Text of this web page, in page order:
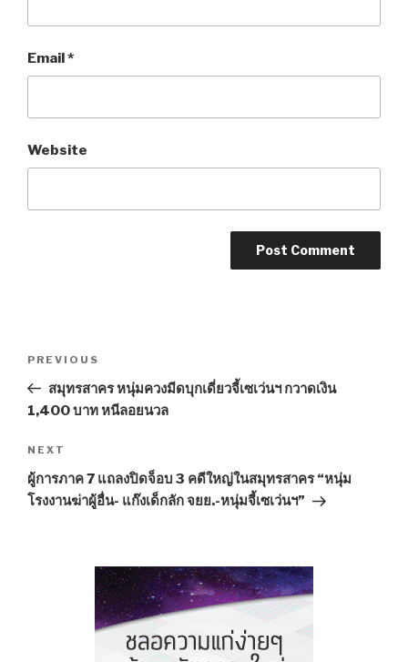
Email*
Website
Previous
Post
PREVIOUS
สมุทรสาคร หนุ่มควงมีดบุกเดี่ยวจี้เซเว่นฯ กวาดเงิน
1,400 บาท หนีลอยนวล
Next
Post
NEXT
ผู้การภาค 7 แถลงปิดจ็อบ 3 คดีใหญ่ในสมุทรสาคร “หนุ่ม
โรงงานฆ่าผู้อื่น- แก๊งเด็กลัก จยย.-หนุ่มจี้เซเว่นฯ”